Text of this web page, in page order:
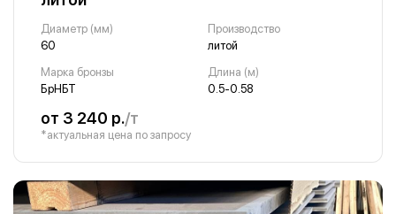
Диаметр (мм)
60
Производство
литой
Марка бронзы
БрНБТ
Длина (м)
0.5-0.58
от 3 240 р./т
*актуальная цена по запросу